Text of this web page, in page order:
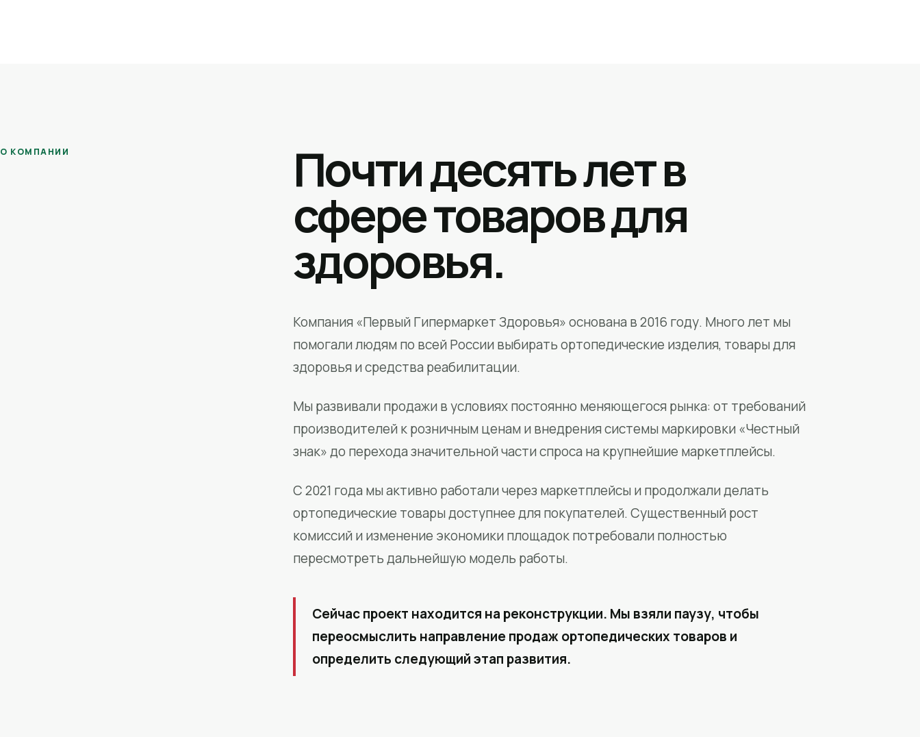
О КОМПАНИИ Почти десять лет в
сфере товаров для
здоровья.
Компания «Первый Гипермаркет Здоровья» основана в 2016 году. Много лет мы
помогали людям по всей России выбирать ортопедические изделия, товары для
здоровья и средства реабилитации.
Мы развивали продажи в условиях постоянно меняющегося рынка: от требований
производителей к розничным ценам и внедрения системы маркировки «Честный
знак» до перехода значительной части спроса на крупнейшие маркетплейсы.
С 2021 года мы активно работали через маркетплейсы и продолжали делать
ортопедические товары доступнее для покупателей. Существенный рост
комиссий и изменение экономики площадок потребовали полностью
пересмотреть дальнейшую модель работы.
Сейчас проект находится на реконструкции. Мы взяли паузу, чтобы
переосмыслить направление продаж ортопедических товаров и
определить следующий этап развития.